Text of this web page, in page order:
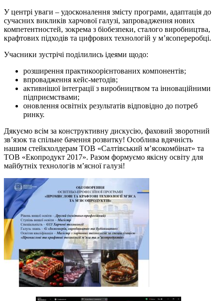
У центрі уваги – удосконалення змісту програми, адаптація до
сучасних викликів харчової галузі, запровадження нових
компетентностей, зокрема з біобезпеки, сталого виробництва,
крафтових підходів та цифрових технологій у мʼясопереробці.
Учасники зустрічі поділились ідеями щодо:
розширення практикоорієнтованих компонентів;
впровадження кейс-методів;
активнішої інтеграції з виробництвом та інноваційними
підприємствами;
оновлення освітніх результатів відповідно до потреб
ринку.
Дякуємо всім за конструктивну дискусію, фаховий зворотний
звʼязок та спільне бачення розвитку! Особлива вдячність
нашим стейкхолдерам ТОВ «Салтівський мʼясокомбінат» та
ТОВ «Екопродукт 2017». Разом формуємо якісну освіту для
майбутніх технологів мʼясної галузі!